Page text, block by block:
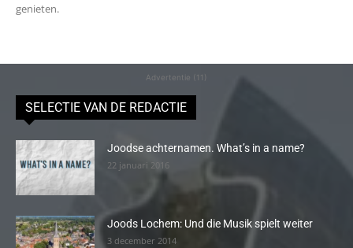
genieten.
Advertentie (11)
SELECTIE VAN DE REDACTIE
Joodse achternamen. What’s in a name?
22 januari 2016
Joods Lochem: Und die Musik spielt weiter
3 december 2014